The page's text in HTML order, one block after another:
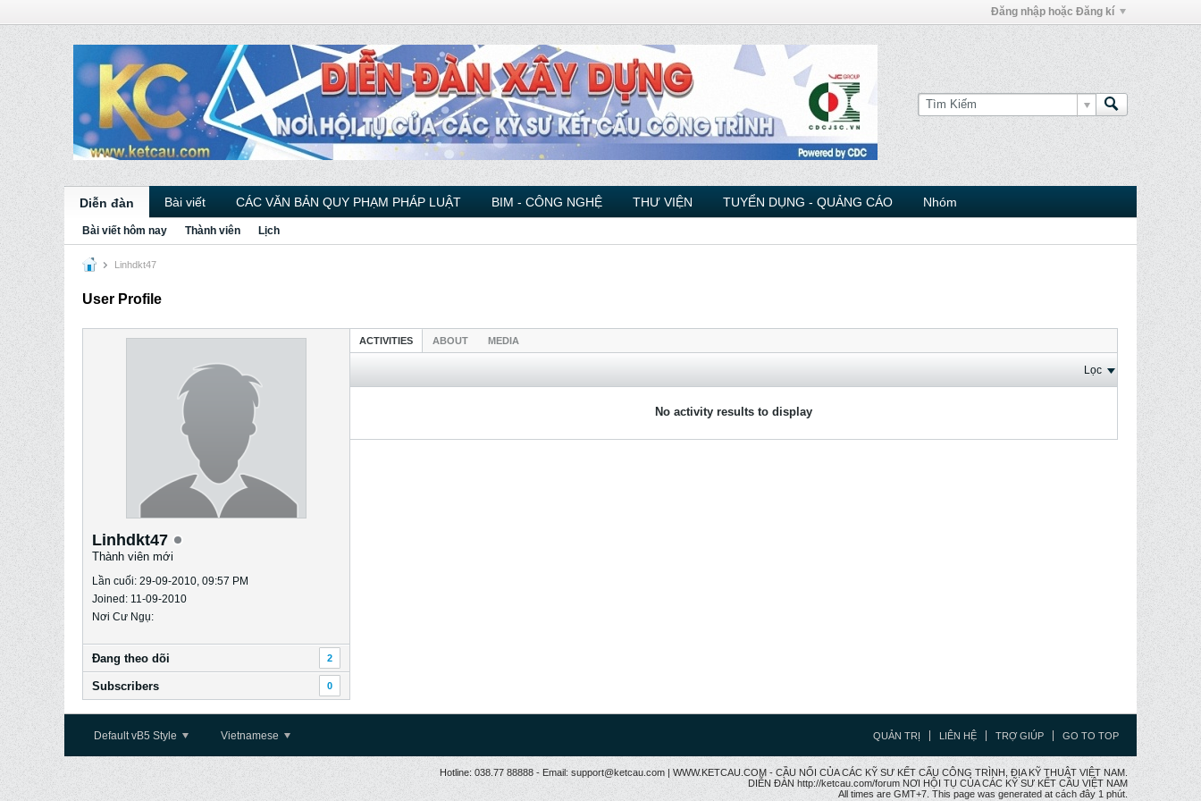
Đăng nhập hoặc Đăng kí
Diễn đàn Bài viết CÁC VĂN BẢN QUY PHẠM PHÁP LUẬT BIM - CÔNG NGHỆ THƯ VIỆN TUYỂN DỤNG - QUẢNG CÁO Nhóm
Bài viết hôm nay Thành viên Lịch
Linhdkt47
User Profile
Linhdkt47
Thành viên mới
Lần cuối: 29-09-2010, 09:57 PM
Joined: 11-09-2010
Nơi Cư Ngụ:
Ðang theo dõi 2
Subscribers 0
ACTIVITIES ABOUT MEDIA
Lọc
No activity results to display
Default vB5 Style Vietnamese QUẢN TRỊ LIÊN HỆ TRỢ GIÚP GO TO TOP
Hotline: 038.77 88888 - Email: support@ketcau.com | WWW.KETCAU.COM - CẦU NỐI CỦA CÁC KỸ SƯ KẾT CẤU CÔNG TRÌNH, ĐỊA KỸ THUẬT VIỆT NAM.
DIỄN ĐÀN http://ketcau.com/forum NƠI HỘI TỤ CỦA CÁC KỸ SƯ KẾT CÂU VIỆT NAM
All times are GMT+7. This page was generated at cách đây 1 phút.